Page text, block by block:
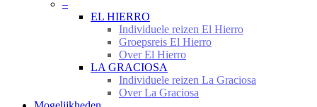
–
EL HIERRO
Individuele reizen El Hierro
Groepsreis El Hierro
Over El Hierro
LA GRACIOSA
Individuele reizen La Graciosa
Over La Graciosa